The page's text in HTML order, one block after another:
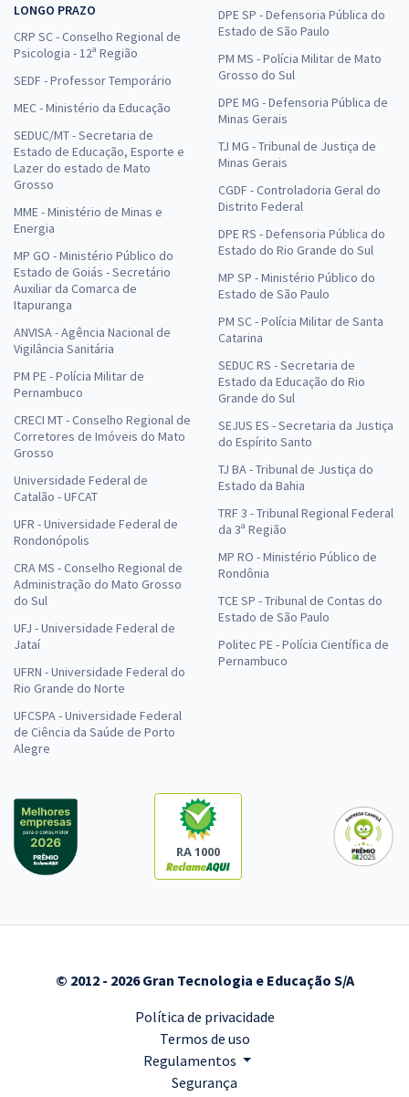
LONGO PRAZO
CRP SC - Conselho Regional de
Psicologia - 12ª Região
SEDF - Professor Temporário
MEC - Ministério da Educação
SEDUC/MT - Secretaria de
Estado de Educação, Esporte e
Lazer do estado de Mato
Grosso
MME - Ministério de Minas e
Energia
MP GO - Ministério Público do
Estado de Goiás - Secretário
Auxiliar da Comarca de
Itapuranga
ANVISA - Agência Nacional de
Vigilância Sanitária
PM PE - Polícia Militar de
Pernambuco
CRECI MT - Conselho Regional de
Corretores de Imóveis do Mato
Grosso
Universidade Federal de
Catalão - UFCAT
UFR - Universidade Federal de
Rondonópolis
CRA MS - Conselho Regional de
Administração do Mato Grosso
do Sul
UFJ - Universidade Federal de
Jataí
UFRN - Universidade Federal do
Rio Grande do Norte
UFCSPA - Universidade Federal
de Ciência da Saúde de Porto
Alegre
DPE SP - Defensoria Pública do
Estado de São Paulo
PM MS - Polícia Militar de Mato
Grosso do Sul
DPE MG - Defensoria Pública de
Minas Gerais
TJ MG - Tribunal de Justiça de
Minas Gerais
CGDF - Controladoria Geral do
Distrito Federal
DPE RS - Defensoria Pública do
Estado do Rio Grande do Sul
MP SP - Ministério Público do
Estado de São Paulo
PM SC - Polícia Militar de Santa
Catarina
SEDUC RS - Secretaria de
Estado da Educação do Rio
Grande do Sul
SEJUS ES - Secretaria da Justiça
do Espírito Santo
TJ BA - Tribunal de Justiça do
Estado da Bahia
TRF 3 - Tribunal Regional Federal
da 3ª Região
MP RO - Ministério Público de
Rondônia
TCE SP - Tribunal de Contas do
Estado de São Paulo
Politec PE - Polícia Científica de
Pernambuco
RA 1000
© 2012 - 2026 Gran Tecnologia e Educação S/A
Política de privacidade
Termos de uso
Regulamentos
Segurança